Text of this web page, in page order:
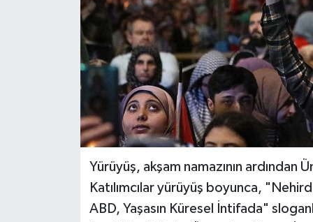
Yürüyüş, akşam namazının ardından
Katılımcılar yürüyüş boyunca,
ABD, Yaşasın Küresel İntifada"
KURUMSAL